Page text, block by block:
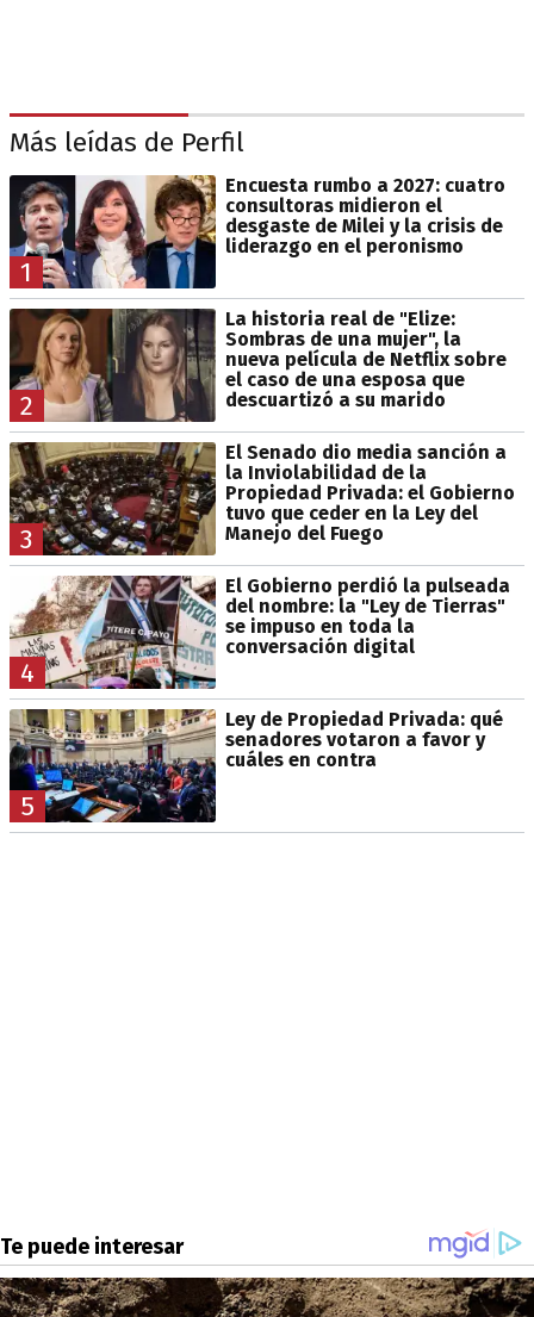
Más leídas de Perfil
1
Encuesta rumbo a 2027: cuatro
consultoras midieron el
desgaste de Milei y la crisis de
liderazgo en el peronismo
2
La historia real de "Elize:
Sombras de una mujer", la
nueva película de Netflix sobre
el caso de una esposa que
descuartizó a su marido
3
El Senado dio media sanción a
la Inviolabilidad de la
Propiedad Privada: el Gobierno
tuvo que ceder en la Ley del
Manejo del Fuego
4
El Gobierno perdió la pulseada
del nombre: la "Ley de Tierras"
se impuso en toda la
conversación digital
5
Ley de Propiedad Privada: qué
senadores votaron a favor y
cuáles en contra